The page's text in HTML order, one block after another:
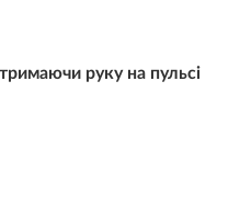
руку на пульсі